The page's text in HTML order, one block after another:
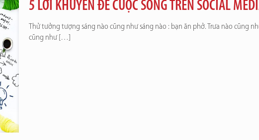
5 LỜI KHUYÊN ĐỂ CUỘC SỐNG TRÊN SOCIAL
Thử tưởng tượng sáng nào cũng như sáng nào : bạn ăn phở. Trưa nào cũng
cũng như[…]